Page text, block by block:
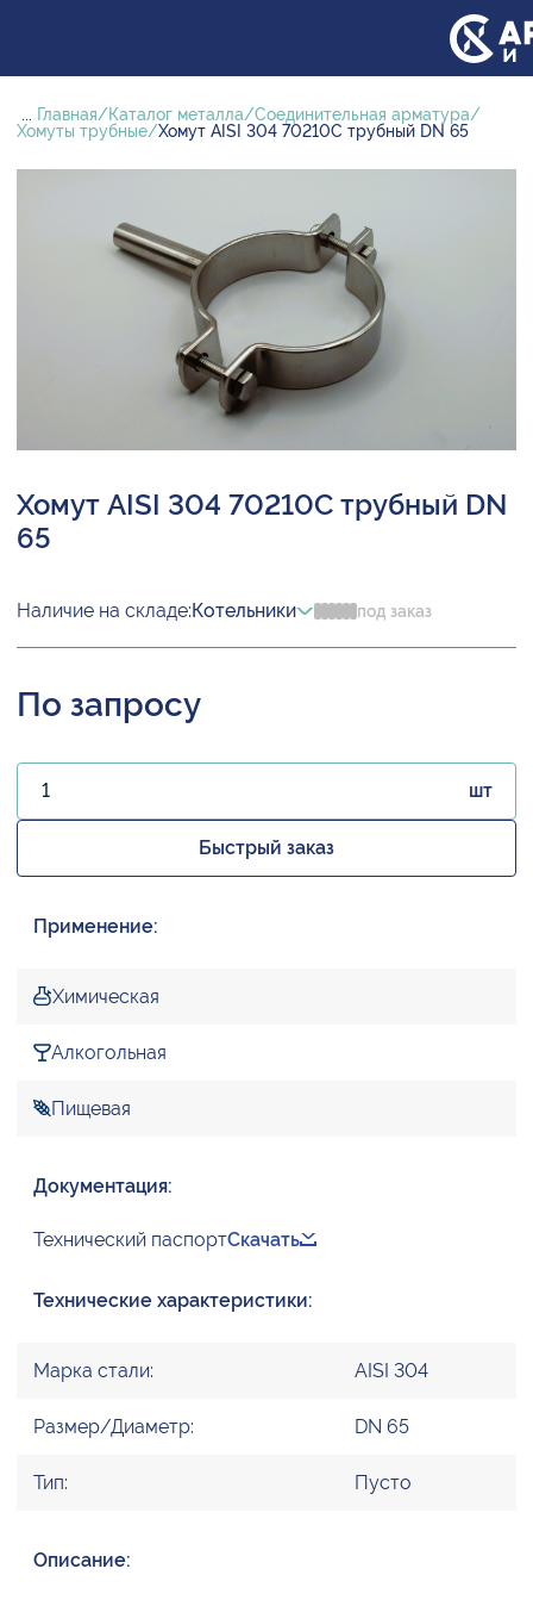
... Главная Каталог металла
Соединительная арматура
Хомуты трубные Хомут AISI 304 70210С трубный DN 65
Хомут AISI 304 70210С трубный DN
65
Наличие на складе:Котельники под заказ
По запросу
шт
Быстрый заказ
Применение:
Химическая
Алкогольная
Пищевая
Документация:
Технический паспортСкачать
Технические характеристики:
Марка стали: AISI 304
Размер/Диаметр: DN 65
Тип: Пусто
Описание: